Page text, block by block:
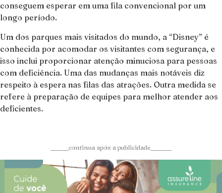
conseguem esperar em uma fila convencional por um
longo período.
Um dos parques mais visitados do mundo, a “Disney” é
conhecida por acomodar os visitantes com segurança, e
isso inclui proporcionar atenção minuciosa para pessoas
com deficiência. Uma das mudanças mais notáveis diz
respeito à espera nas filas das atrações. Outra medida se
refere à preparação de equipes para melhor atender aos
deficientes.
______continua após a publicidade_______